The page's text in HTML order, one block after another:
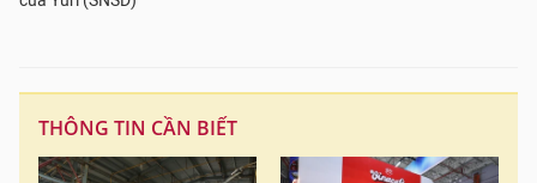
THÔNG TIN CẦN BIẾT